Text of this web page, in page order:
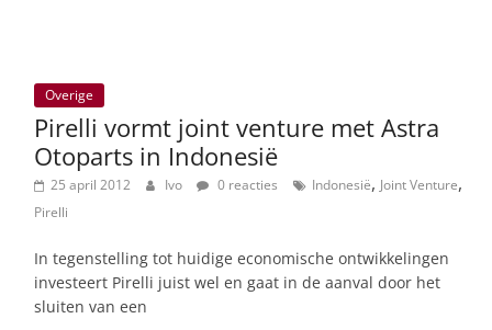
Overige
Pirelli vormt joint venture met Astra
Otoparts in Indonesië
25 april 2012 Ivo 0 reacties Indonesië, Joint Venture,
Pirelli
In tegenstelling tot huidige economische ontwikkelingen
investeert Pirelli juist wel en gaat in de aanval door het
sluiten van een